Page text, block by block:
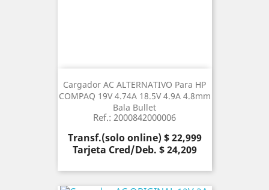
Cargador AC ALTERNATIVO Para HP
COMPAQ 19V 4.74A 18.5V 4.9A 4.8mm
Bala Bullet
Ref.: 2000842000006
Precio
Transf.(solo online) $ 22,999
Tarjeta Cred/Deb. $ 24,209